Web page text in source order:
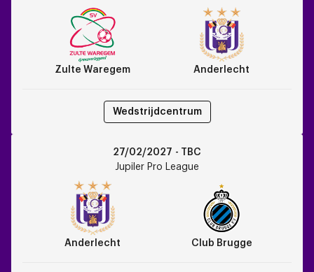
Zulte Waregem Anderlecht
Wedstrijdcentrum
27/02/2027 - TBC
Jupiler Pro League
Anderlecht Club Brugge